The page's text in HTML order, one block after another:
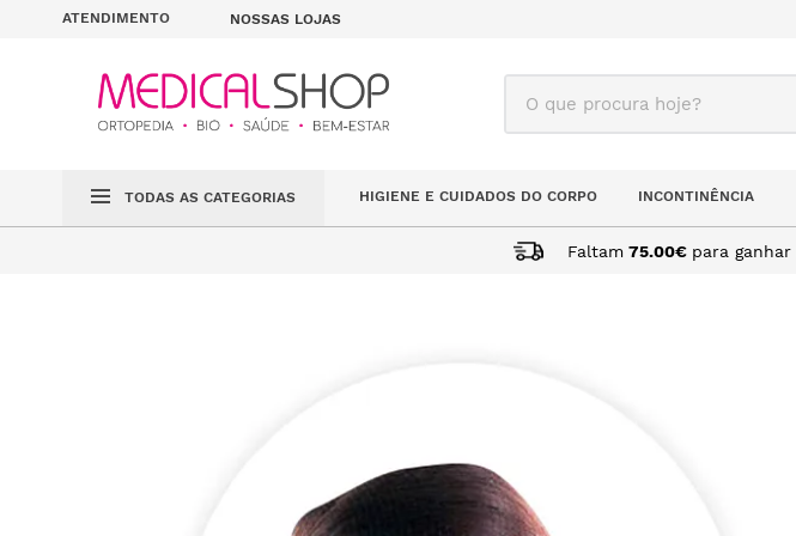
ATENDIMENTO NOSSAS LOJAS
O que procura hoje?
TODAS AS CATEGORIAS HIGIENE E CUIDADOS DO CORPO INCONTINÊNCIA
Faltam 75.00€ para ganhar
TOUCA CIRCULAR EM NYLON 100UN.